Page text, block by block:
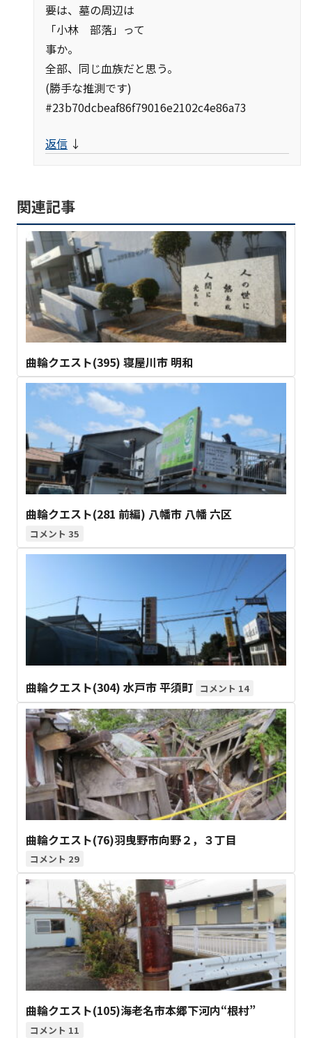
要は、墓の周辺は
「小林 部落」って
事か。
全部、同じ血族だと思う。
(勝手な推測です)
#23b70dcbeaf86f79016e2102c4e86a73
返信 ↓
関連記事
曲輪クエスト(395) 寝屋川市 明和
曲輪クエスト(281 前編) 八幡市 八幡 六区
35
曲輪クエスト(304) 水戸市 平須町 14
曲輪クエスト(76)羽曳野市向野２，３丁目
29
曲輪クエスト(105)海老名市本郷下河内“根村”
11